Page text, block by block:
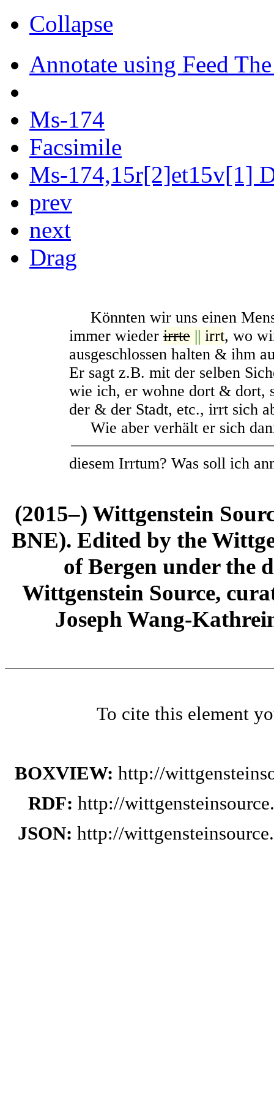
Collapse
Annotate using Feed
Ms-174
Facsimile
Ms-174,15r[2]et15v[1]
prev
next
Drag
Könnten wir uns einen
immer wieder irrte || irrt, wo
ausgeschlossen halten & ihm
Er sagt z.B. mit der selben
wie ich, er wohne dort & dort,
der & der Stadt, etc., irrt sich
Wie aber verhält er sich
diesem Irrtum? Was soll ich
(2015–) Wittgenstein
BNE). Edited by the
of Bergen under the
Wittgenstein Source,
Joseph Wang-
To cite this element
BOXVIEW: http://
RDF: http://
JSON: http://